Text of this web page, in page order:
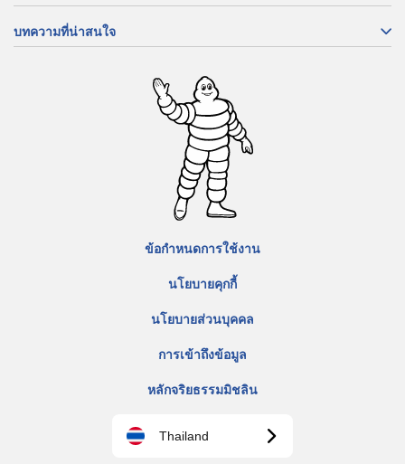
บทความที่น่าสนใจ
ข้อกำหนดการใช้งาน
นโยบายคุกกี้
นโยบายส่วนบุคคล
การเข้าถึงข้อมูล
หลักจริยธรรมมิชลิน
Thailand